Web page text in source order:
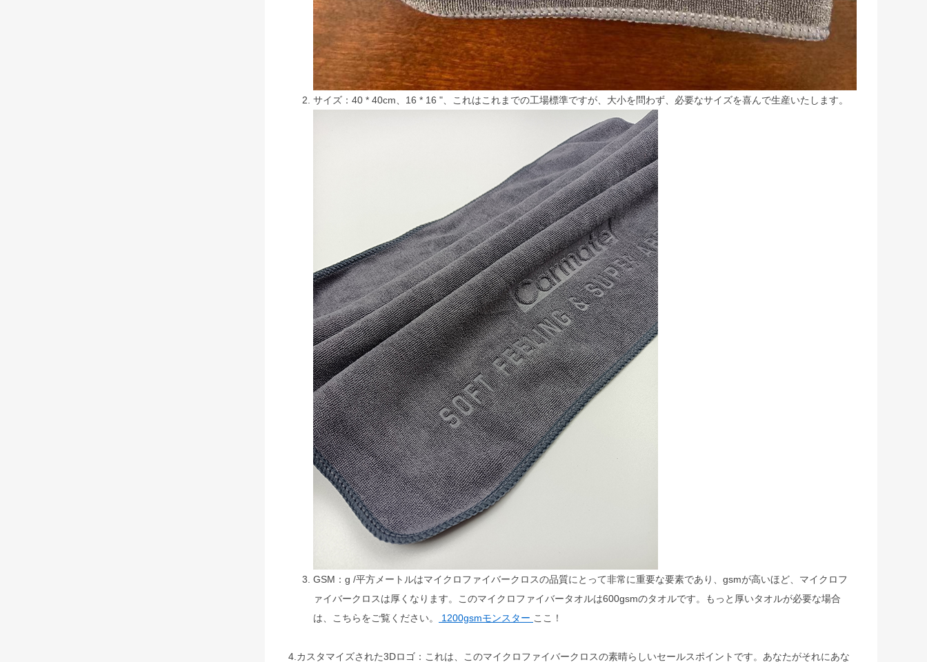
サイズ：40 * 40cm、16 * 16 "、これはこれまでの工場標準ですが、大小を問わず、必要なサイズを喜んで生産いたします。
GSM：g /平方メートルはマイクロファイバークロスの品質にとって非常に重要な要素であり、gsmが高いほど、マイクロフ
ァイバークロスは厚くなります。このマイクロファイバータオルは600gsmのタオルです。もっと厚いタオルが必要な場合
は、こちらをご覧ください。
1200gsmモンスター ここ！
4.カスタマイズされた3Dロゴ：これは、このマイクロファイバークロスの素晴らしいセールスポイントです。あなたがそれにあな